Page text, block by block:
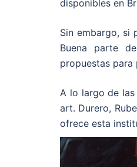
disponibles en
Sin embargo, si
Buena parte
propuestas
A lo largo de
art. Durero,
ofrece esta